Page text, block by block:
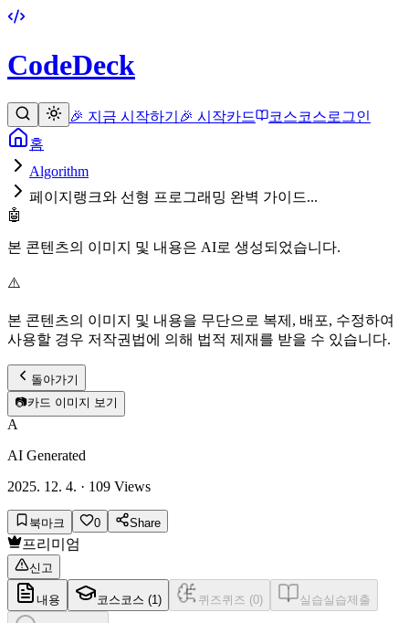
CodeDeck
🎉 지금 시작하기 🎉 시작카드 코스코스로그인
홈
Algorithm
페이지랭크와 선형 프로그래밍 완벽 가이드...
🤖
본 콘텐츠의 이미지 및 내용은 AI로 생성되었습니다.
⚠️
본 콘텐츠의 이미지 및 내용을 무단으로 복제, 배포, 수정하여
사용할 경우 저작권법에 의해 법적 제재를 받을 수 있습니다.
돌아가기
📷카드 이미지 보기
A
AI Generated
2025. 12. 4. · 109 Views
북마크 0 Share
프리미엄
신고
내용 코스 코스 (1 ) 퀴즈퀴즈 (0) 실습실습제출